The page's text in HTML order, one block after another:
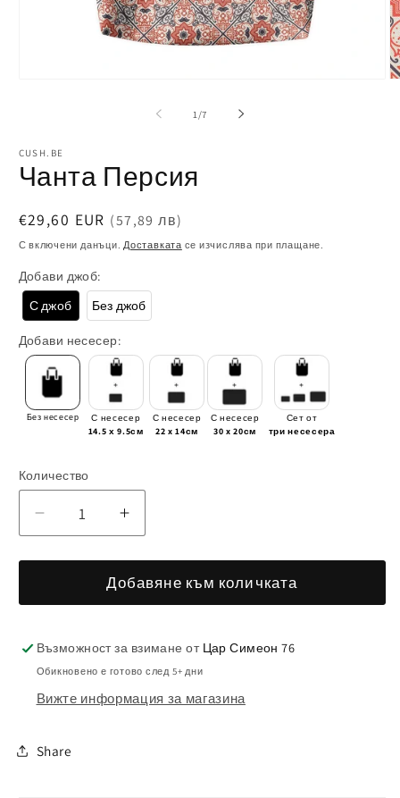
в
модален
елемент
1 /от
7
CUSH.BE
Чанта Персия
Обичайна
цена
€29,60 EUR (57,89 лв)
С включени данъци.Доставката се изчислява при плащане.
Добави джоб:
С джоб Без джоб
Добави несесер:
Без несесер
С несесер
14.5 х 9.5см
С несесер
22 x 14см
С несесер
30 x 20см
Сет от
три несесера
Количество
Намаляване
Персия
Увеличаване
за
Добавяне към количката
Възможност за взимане от Цар Симеон 76
Обикновено е готово след 5+ дни
Вижте информация за магазина
Share